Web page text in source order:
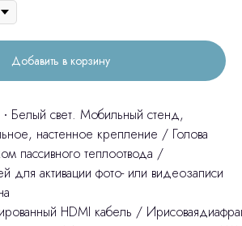
Добавить в корзину
Белый свет. Мобильный стенд,
настенное крепление / Голова
пассивного теплоотвода /
для активации фото- или видеозаписи
HDMI кабель /